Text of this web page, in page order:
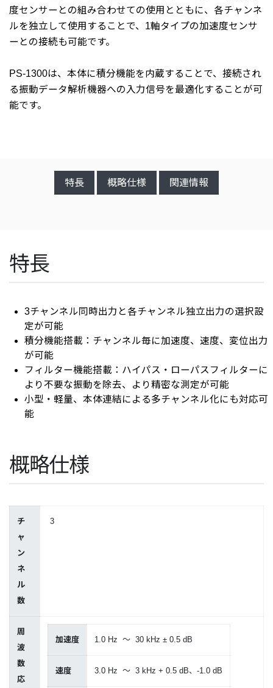
度センサーとの組み合わせての使用とともに、各チャンネ
ルを独立して使用することで、1軸タイプの加速度センサ
ーとの接続も可能です。
PS-1300は、本体に積分機能を内蔵することで、接続され
る振動データ解析機器への入力信号を最適化することが可
能です。
特長 概略仕様 関連情報
特長
3チャンネル同時出力と各チャンネル独立出力の選択設
定が可能
積分機能搭載：チャンネル毎に加速度、速度、変位出力
が可能
フィルター機能搭載：ハイパス・ローパスフィルターに
より不要な振動を除去、より精密な測定が可能
小型・軽量、本体連結による多チャンネル化にも対応可
能
概略仕様
チ
ャ
ン
ネ
ル
数
3
周
波
数
応
加速度 1.0 Hz ～ 30 kHz ± 0.5 dB
速度 3.0 Hz ～ 3 kHz + 0.5 dB、-1.0 dB